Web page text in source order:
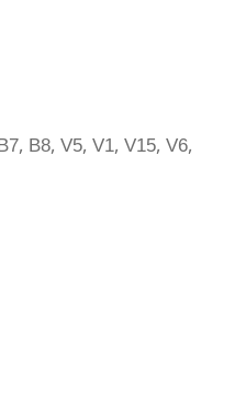
B8, V5, V1, V15, V6,